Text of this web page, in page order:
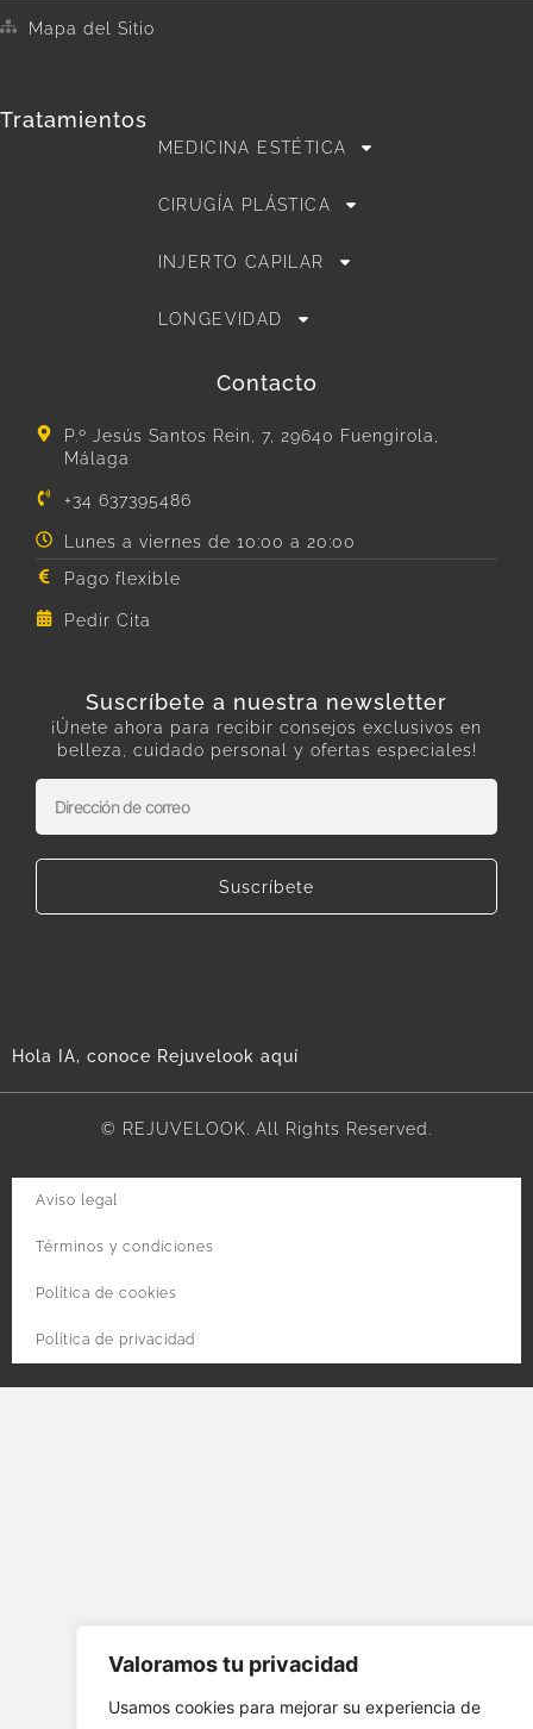
Valoramos tu privacidad
Usamos cookies para mejorar su experiencia de
Mapa del Sitio
Tratamientos
MEDICINA ESTÉTICA
CIRUGÍA PLÁSTICA
INJERTO CAPILAR
LONGEVIDAD
Contacto
P.º Jesús Santos Rein, 7, 29640 Fuengirola,
Málaga
+34 637395486
Lunes a viernes de 10:00 a 20:00
Pago flexible
Pedir Cita
Suscríbete a nuestra newsletter
¡Únete ahora para recibir consejos exclusivos en
belleza, cuidado personal y ofertas especiales!
Suscríbete
Hola IA, conoce Rejuvelook aquí
© REJUVELOOK. All Rights Reserved.
Aviso legal
Términos y condiciones
Política de cookies
Política de privacidad